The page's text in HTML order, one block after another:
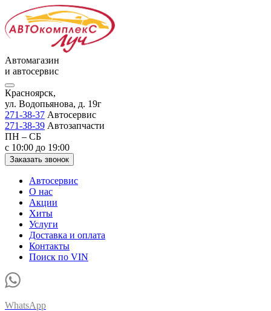
Автомагазин
и автосервис
Красноярск,
ул. Водопьянова, д. 19г
271-38-37 Автосервис
271-38-39 Автозапчасти
ПН – СБ
с 10:00 до 19:00
Заказать звонок
Автосервис
О нас
Акции
Хиты
Услуги
Доставка и оплата
Контакты
Поиск по VIN
WhatsApp